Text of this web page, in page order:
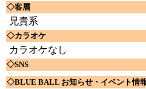
◇客層
兄貴系
◇カラオケ
カラオケなし
◇SNS
◇BLUE BALL お知らせ・イベント情